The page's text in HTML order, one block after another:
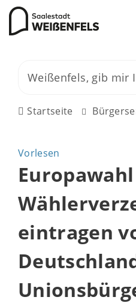
Startseite
Vorlesen
Europawahl
eintragen